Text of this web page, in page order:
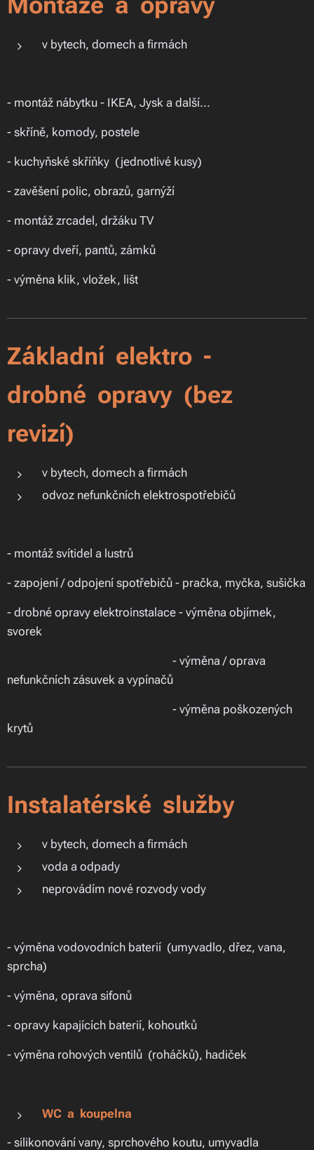
v bytech, domech a firmách
- montáž nábytku - IKEA, Jysk a další...
- skříně, komody, postele
- kuchyňské skříňky (jednotlivé kusy)
- zavěšení polic, obrazů, garnýží
- montáž zrcadel, držáku TV
- opravy dveří, pantů, zámků
- výměna klik, vložek, lišt
Základní elektro -
drobné opravy (bez
revizí)
v bytech, domech a firmách
odvoz nefunkčních elektrospotřebičů
- montáž svítidel a lustrů
- zapojení / odpojení spotřebičů - pračka, myčka, sušička
- drobné opravy elektroinstalace - výměna objímek,
svorek
- výměna / oprava
nefunkčních zásuvek a vypínačů
- výměna poškozených
krytů
Instalatérské služby
v bytech, domech a firmách
voda a odpady
neprovádím nové rozvody vody
- výměna vodovodních baterií (umyvadlo, dřez, vana,
sprcha)
- výměna, oprava sifonů
- opravy kapajících baterií, kohoutků
- výměna rohových ventilů (roháčků), hadiček
WC a koupelna
- silikonování vany, sprchového koutu, umyvadla